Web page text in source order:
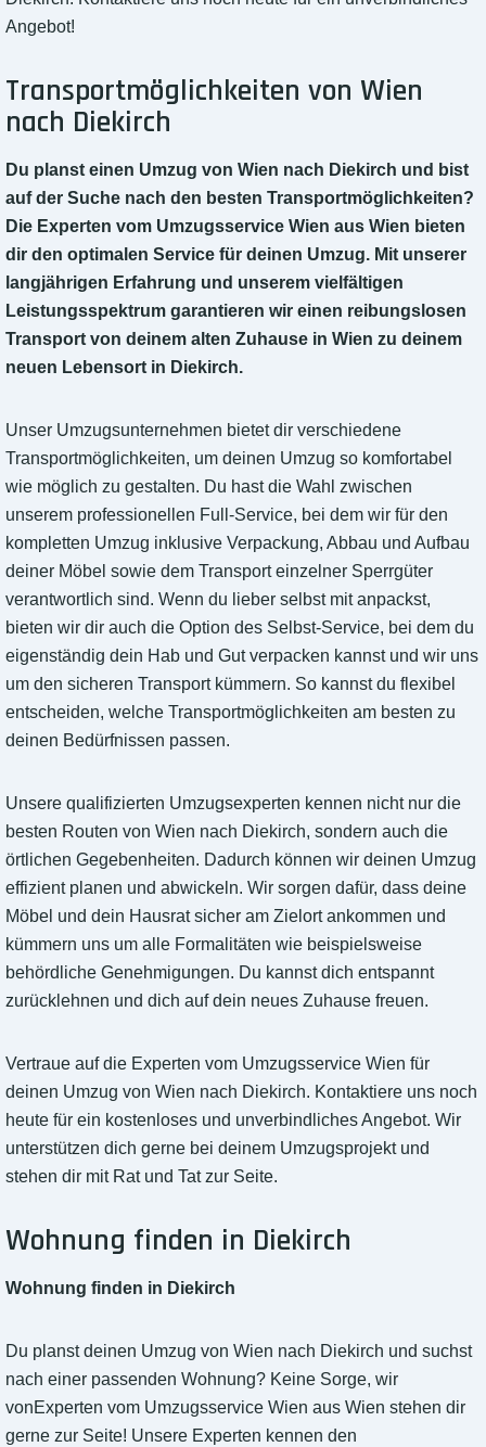
Angebot!
Transportmöglichkeiten von Wien
nach Diekirch
Du planst einen Umzug von Wien nach Diekirch und bist
auf der Suche nach den besten Transportmöglichkeiten?
Die Experten vom Umzugsservice Wien aus Wien bieten
dir den optimalen Service für deinen Umzug. Mit unserer
langjährigen Erfahrung und unserem vielfältigen
Leistungsspektrum garantieren wir einen reibungslosen
Transport von deinem alten Zuhause in Wien zu deinem
neuen Lebensort in Diekirch.
Unser Umzugsunternehmen bietet dir verschiedene
Transportmöglichkeiten, um deinen Umzug so komfortabel
wie möglich zu gestalten. Du hast die Wahl zwischen
unserem professionellen Full-Service, bei dem wir für den
kompletten Umzug inklusive Verpackung, Abbau und Aufbau
deiner Möbel sowie dem Transport einzelner Sperrgüter
verantwortlich sind. Wenn du lieber selbst mit anpackst,
bieten wir dir auch die Option des Selbst-Service, bei dem du
eigenständig dein Hab und Gut verpacken kannst und wir uns
um den sicheren Transport kümmern. So kannst du flexibel
entscheiden, welche Transportmöglichkeiten am besten zu
deinen Bedürfnissen passen.
Unsere qualifizierten Umzugsexperten kennen nicht nur die
besten Routen von Wien nach Diekirch, sondern auch die
örtlichen Gegebenheiten. Dadurch können wir deinen Umzug
effizient planen und abwickeln. Wir sorgen dafür, dass deine
Möbel und dein Hausrat sicher am Zielort ankommen und
kümmern uns um alle Formalitäten wie beispielsweise
behördliche Genehmigungen. Du kannst dich entspannt
zurücklehnen und dich auf dein neues Zuhause freuen.
Vertraue auf die Experten vom Umzugsservice Wien für
deinen Umzug von Wien nach Diekirch. Kontaktiere uns noch
heute für ein kostenloses und unverbindliches Angebot. Wir
unterstützen dich gerne bei deinem Umzugsprojekt und
stehen dir mit Rat und Tat zur Seite.
Wohnung finden in Diekirch
Wohnung finden in Diekirch
Du planst deinen Umzug von Wien nach Diekirch und suchst
nach einer passenden Wohnung? Keine Sorge, wir
vonExperten vom Umzugsservice Wien aus Wien stehen dir
gerne zur Seite! Unsere Experten kennen den